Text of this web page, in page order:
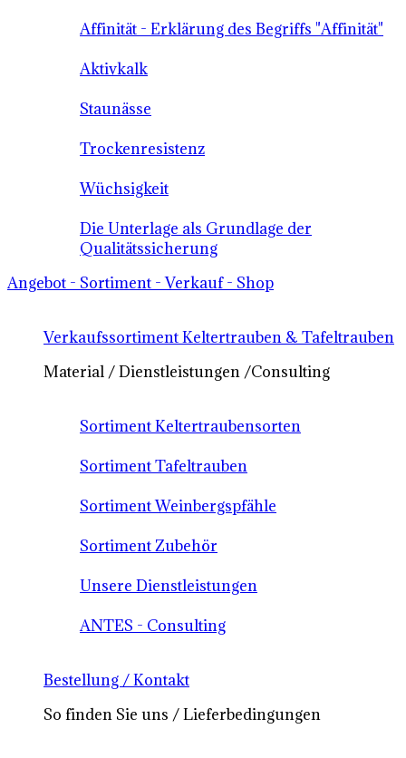
Affinität - Erklärung des Begriffs "Affinität"
Aktivkalk
Staunässe
Trockenresistenz
Wüchsigkeit
Die Unterlage als Grundlage der
Qualitätssicherung
Angebot - Sortiment - Verkauf - Shop
Verkaufssortiment Keltertrauben & Tafeltrauben
Material / Dienstleistungen /Consulting
Sortiment Keltertraubensorten
Sortiment Tafeltrauben
Sortiment Weinbergspfähle
Sortiment Zubehör
Unsere Dienstleistungen
ANTES - Consulting
Bestellung / Kontakt
So finden Sie uns / Lieferbedingungen